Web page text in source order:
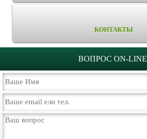
КОНТАКТЫ
ВОПРОС ON-LINE